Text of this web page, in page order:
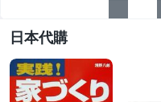
日本代購